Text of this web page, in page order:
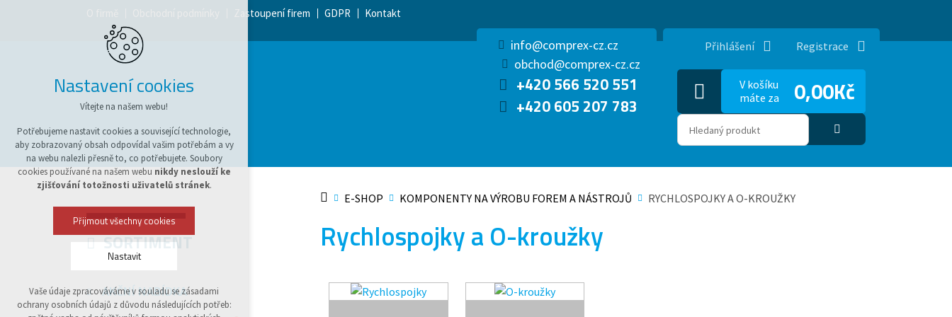
Zastoupení firem GDPR Kontakt
info@comprex-cz.cz
obchod@comprex-cz.cz
+420 566 520 551
+420 605 207 783
Přihlášení Registrace
V košíku
máte za
0,00Kč
Nastavení cookies
Vítejte na našem webu!
Potřebujeme nastavit cookies a související technologie,
aby zobrazovaný obsah odpovídal vašim potřebám a vy
na webu nalezli přesně to, co potřebujete. Soubory
cookies používané na našem webu nikdy neslouží ke
zjišťování totožnosti uživatelů stránek.
Přijmout všechny cookies
Nastavit
Technická cookies
Vaše údaje zpracováváme v souladu se zásadami
ochrany osobních údajů z důvodu následujících potřeb:
E-SHOP KOMPONENTY NA VÝROBU FOREM A NÁSTROJŮ RYCHLOSPOJKY A O-KROUŽKY
Rychlospojky a O-kroužky
SORTIMENT
AKČNÍ NABÍDKA